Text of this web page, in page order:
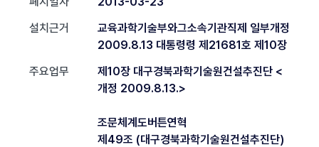
설치근거
교육과학기술부와그소속기관직제 일부개정
2009.8.13 대통령령 제21681호 제10장
주요업무
제10장 대구경북과학기술원건설추진단 <
개정 2009.8.13.>
조문체계도버튼연혁
제49조 (대구경북과학기술원건설추진단)